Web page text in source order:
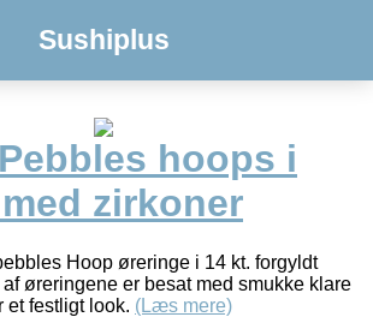
Sushiplus
hoops i
zirkoner
Hoop øreringe i 14 kt. forgyldt
øreringene er besat med smukke klare
et festligt look. (Læs mere)